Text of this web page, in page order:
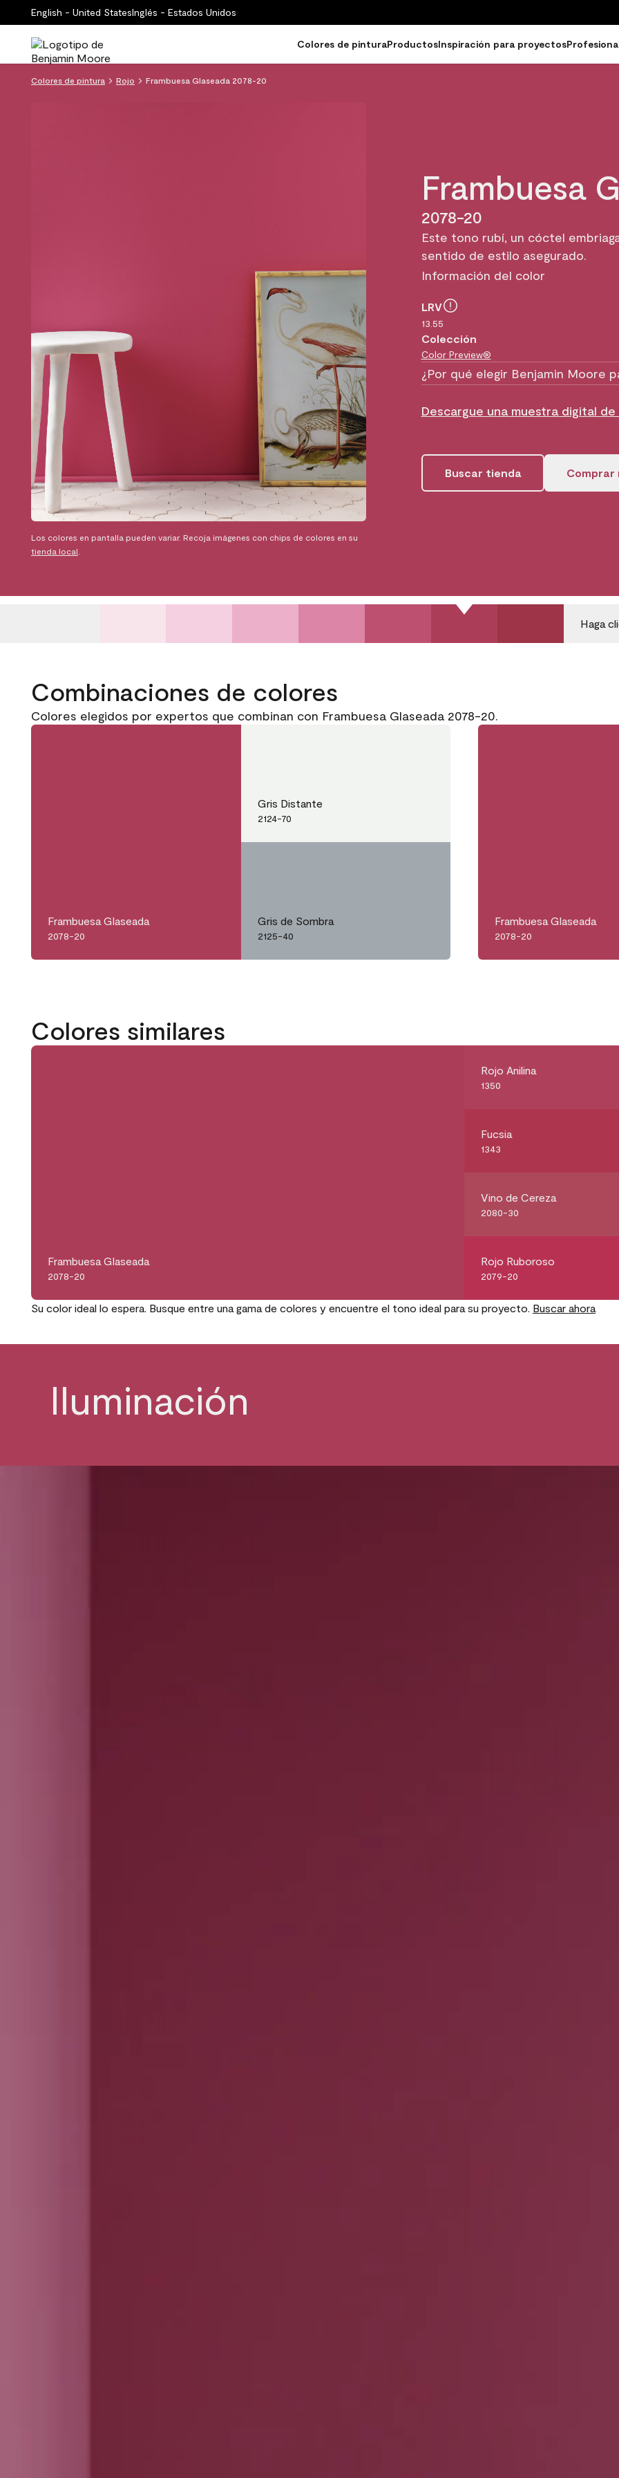
English - United StatesInglés - Estados Unidos
Colores de pinturaProductosInspiración para proyectos
Colores de pintura Rojo Frambuesa Glaseada 2078-20
Frambuesa
2078-20
Este tono rubí, un cóctel
sentido de estilo asegurado.
Información del color
LRV
13.55
Colección
Color Preview®
¿Por qué elegir Benjamin Moore
Descargue una muestra digital
Buscar tienda Comprar
Los colores en pantalla pueden variar. Recoja imágenes con chips de colores en su
tienda local
Haga
Combinaciones de colores
Colores elegidos por expertos que combinan con Frambuesa Glaseada 2078-20.
Frambuesa Glaseada
2078-20
Gris Distante
2124-70
Gris de Sombra
2125-40
Frambuesa Glaseada
2078-20
Colores similares
Frambuesa Glaseada
2078-20
Rojo Anilina
1350
Fucsia
1343
Vino de Cereza
2080-30
Rojo Ruboroso
2079-20
Su color ideal lo espera. Busque entre una gama de colores y encuentre el tono ideal para su proyecto. Buscar ahora
Iluminación